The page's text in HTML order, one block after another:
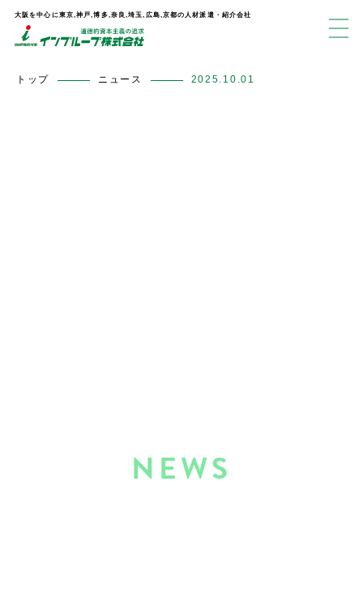
大阪を中心に東京,神戸,博多,奈良,埼玉,広島,京都の人材派遣・紹介会社
トップ ニュース 2025.10.01
NEWS